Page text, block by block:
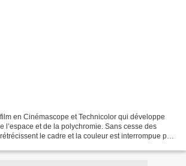
en Cinémascope et Technicolor qui développe
l’espace et de la polychromie. Sans cesse des
le cadre et la couleur est interrompue par